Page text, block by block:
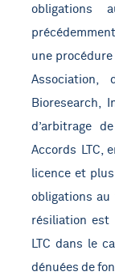
obligations
une
Association,
Bioresearch,
d’arbitrage
Accords LTC,
licence et
obligations au
résiliation est
LTC dans le
dénuées de